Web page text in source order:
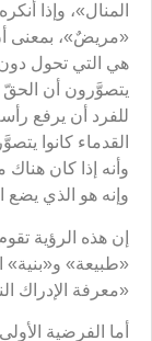
المنال»، وإذا
«مريضٌ»، بمعنى
هي التي تحول دون
يتصوَّرون أن
للفرد أن يرفع
القدماء كانوا
وأنه إذا كان
وإنه هو الذي يضع
إن هذه الرؤية
«طبيعة» و«بنية»
«معرفة الإدراك
أما الفرضية